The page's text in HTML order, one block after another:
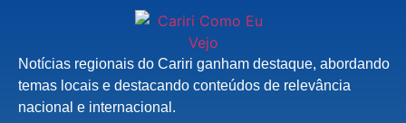
Notícias regionais do Cariri ganham destaque, abordando
temas locais e destacando conteúdos de relevância
nacional e internacional.